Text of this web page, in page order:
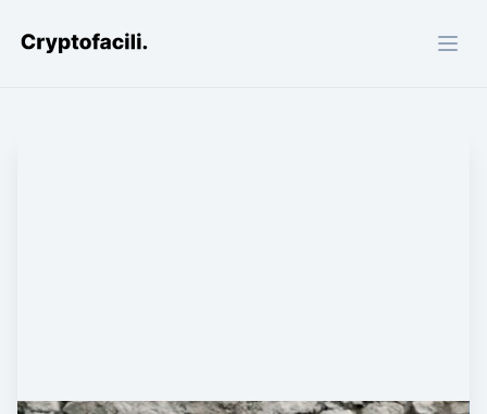
Cryptofacili.com